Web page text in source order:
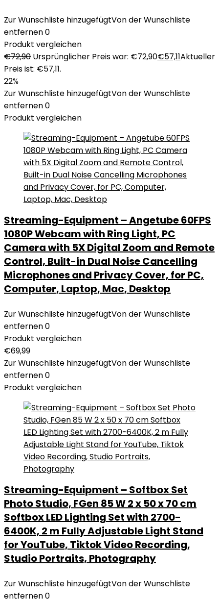
Zur Wunschliste hinzugefügtVon der Wunschliste
entfernen0
Produkt vergleichen
€72,90 Ursprünglicher Preis war: €72,90€57,11Aktueller
Preis ist: €57,11.
22%
Zur Wunschliste hinzugefügtVon der Wunschliste
entfernen0
Produkt vergleichen
Streaming-Equipment – Angetube 60FPS
1080P Webcam with Ring Light, PC
Camera with 5X Digital Zoom and Remote
Control, Built-in Dual Noise Cancelling
Microphones and Privacy Cover, for PC,
Computer, Laptop, Mac, Desktop
Zur Wunschliste hinzugefügtVon der Wunschliste
entfernen0
Produkt vergleichen
€69,99
Zur Wunschliste hinzugefügtVon der Wunschliste
entfernen0
Produkt vergleichen
Streaming-Equipment – Softbox Set
Photo Studio, FGen 85 W 2 x 50 x 70 cm
Softbox LED Lighting Set with 2700-
6400K, 2 m Fully Adjustable Light Stand
for YouTube, Tiktok Video Recording,
Studio Portraits, Photography
Zur Wunschliste hinzugefügtVon der Wunschliste
entfernen0